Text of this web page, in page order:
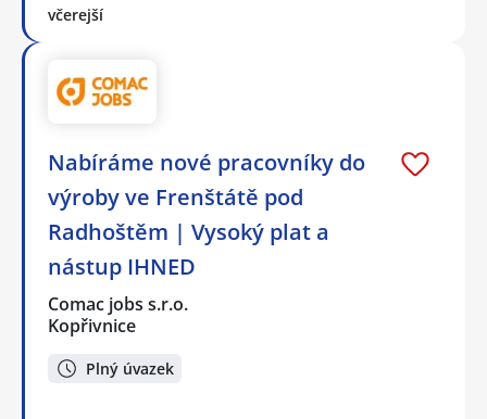
včerejší
Nabíráme nové pracovníky do
výroby ve Frenštátě pod
Radhoštěm | Vysoký plat a
nástup IHNED
Comac jobs s.r.o.
Kopřivnice
Plný úvazek